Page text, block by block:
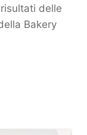
delle
Bakery